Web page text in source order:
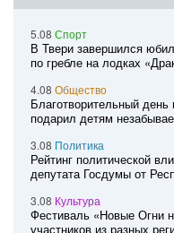
5.08 Спорт
В Твери завершился
по гребле на лодках
4.08 Общество
Благотворительный
подарил детям
3.08 Политика
Рейтинг политической
депутата Госдумы от
3.08 Культура
Фестиваль «Новые Огни
участников из разных